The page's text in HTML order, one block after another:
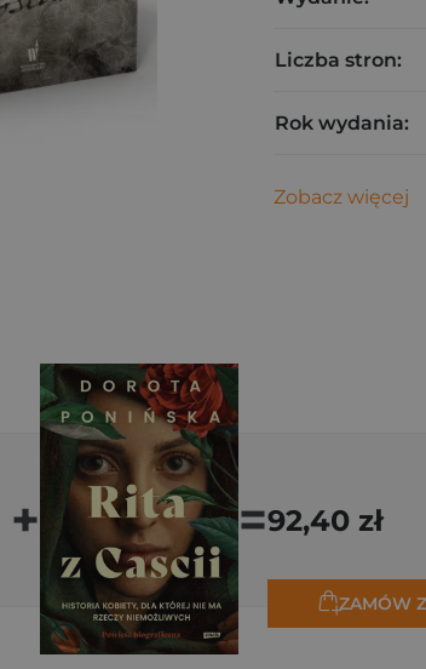
Liczba stron:
Rok wydania:
Zobacz więcej
+ =92,40 zł
ZAMÓW